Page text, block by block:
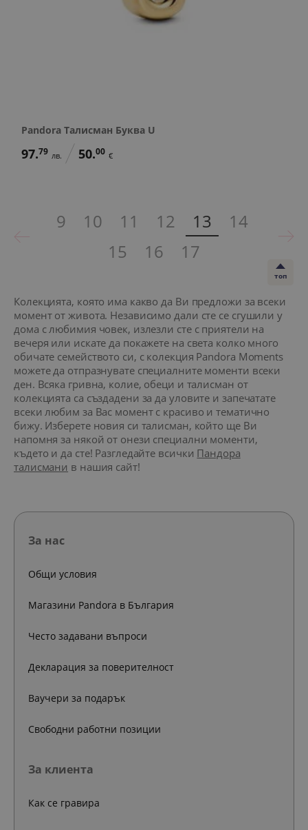
Pandora Талисман Буква U
97.79 лв. 50.00 €
9 10 11 12 13
14
15
16 17
Колекцията, която има какво да Ви предложи за всеки
момент от живота. Независимо дали сте се сгушили у
дома с любимия човек, излезли сте с приятели на
вечеря или искате да покажете на света колко много
обичате семейството си, с колекция Pandora Moments
можете да отпразнувате специалните моменти всеки
ден. Всяка гривна, колие, обеци и талисман от
колекцията са създадени за да уловите и запечатате
всеки любим за Вас момент с красиво и тематично
бижу. Изберете новия си талисман, който ще Ви
напомня за някой от онези специални моменти,
където и да сте! Разгледайте всички Пандора
талисмани в нашия сайт!
топ
За нас
Общи условия
Магазини Pandora в България
Често задавани въпроси
Декларация за поверителност
Ваучери за подарък
Свободни работни позиции
За клиента
Как се гравира